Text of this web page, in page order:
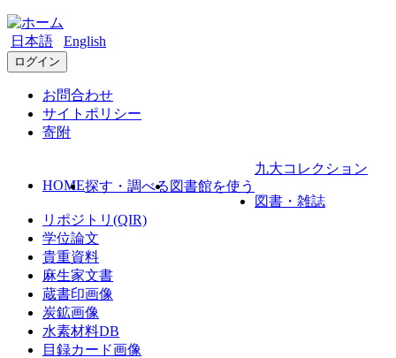
日本語 English
ログイン
お問合わせ
サイトポリシー
寄附
HOME探す・調べる 図書館を使う
九大コレクション
図書・雑誌
リポジトリ(QIR)
学位論文
貴重資料
麻生家文書
蔵書印画像
炭鉱画像
水素材料DB
目録カード画像